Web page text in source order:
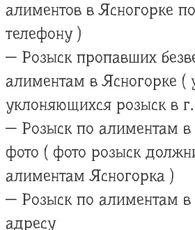
алиментов в Ясногорке
телефону )
— Розыск пропавших
алиментам в Ясногорке (
уклоняющихся розыск в
— Розыск по алиментам в
фото ( фото розыск
алиментам Ясногорка )
— Розыск по алиментам в
адресу